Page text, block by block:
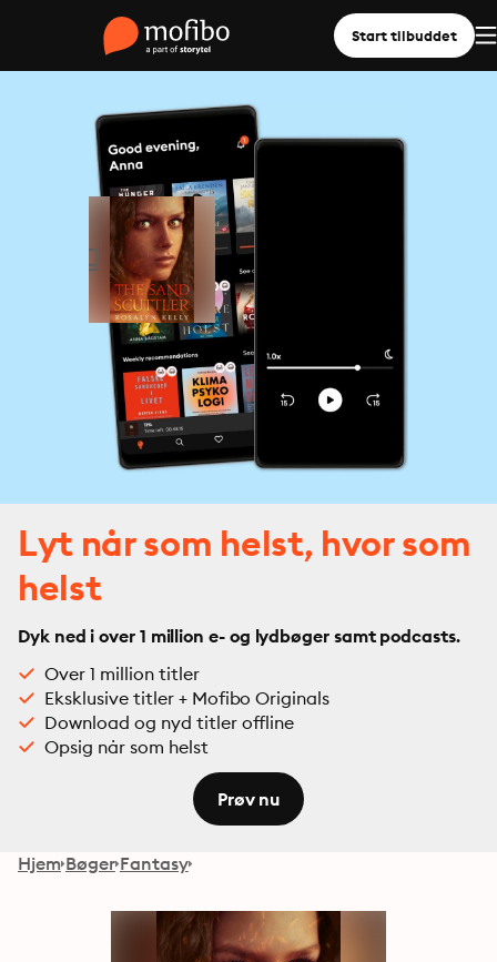
Start tilbuddet
Lyt når som helst, hvor som
helst
Dyk ned i over 1 million e- og lydbøger samt podcasts.
Over 1 million titler
Eksklusive titler + Mofibo Originals
Download og nyd titler offline
Opsig når som helst
Prøv nu
Hjem Bøger Fantasy